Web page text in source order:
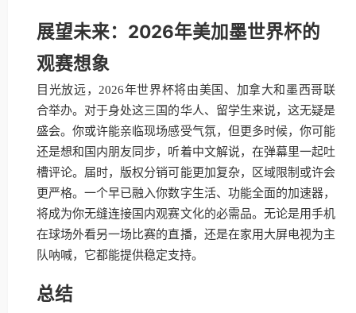
展望未来：2026年美加墨世界杯的
观赛想象
目光放远，2026年世界杯将由美国、加拿大和墨西哥联
合举办。对于身处这三国的华人、留学生来说，这无疑是
盛会。你或许能亲临现场感受气氛，但更多时候，你可能
还是想和国内朋友同步，听着中文解说，在弹幕里一起吐
槽评论。届时，版权分销可能更加复杂，区域限制或许会
更严格。一个早已融入你数字生活、功能全面的加速器，
将成为你无缝连接国内观赛文化的必需品。无论是用手机
在球场外看另一场比赛的直播，还是在家用大屏电视为主
队呐喊，它都能提供稳定支持。
总结